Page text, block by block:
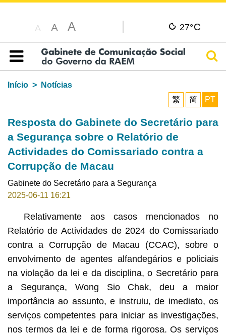
A A A 27°C
Índice
Início
Notícias
繁
简 PT
Resposta do Gabinete do Secretário para
a Segurança sobre o Relatório de
Actividades do Comissariado contra a
Corrupção de Macau
Gabinete do Secretário para a Segurança
2025-06-11 16:21
Relativamente aos casos mencionados no
Relatório de Actividades de 2024 do Comissariado
contra a Corrupção de Macau (CCAC), sobre o
envolvimento de agentes alfandegários e policiais
na violação da lei e da disciplina, o Secretário para
a Segurança, Wong Sio Chak, deu a maior
importância ao assunto, e instruiu, de imediato, os
serviços competentes para iniciar as investigações,
nos termos da lei e de forma rigorosa. Os serviços